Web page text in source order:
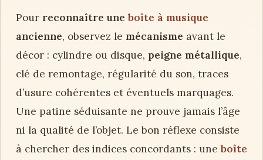
Pour reconnaître uneboîte à musique
ancienne, observez le mécanisme avant le
décor : cylindre ou disque, peigne métallique,
clé de remontage, régularité du son, traces
d’usure cohérentes et éventuels marquages.
Une patine séduisante ne prouve jamais l’âge
ni la qualité de l’objet. Le bon réflexe consiste
à chercher des indices concordants : uneboîte